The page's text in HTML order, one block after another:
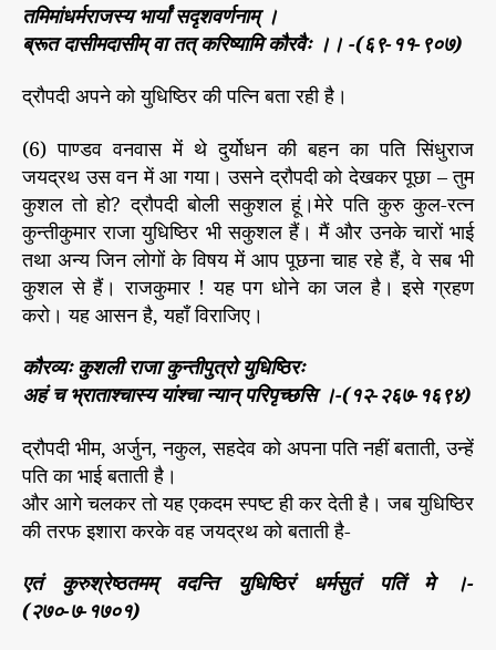
तमिमांधर्मराजस्य भार्यां सदृशवर्णनाम् ।
ब्रूत दासीमदासीम् वा तत् करिष्यामि कौरवैः ।। -(६९-११-९०७)
द्रौपदी अपने को युधिष्ठिर की पत्नि बता रही है।
(6) पाण्डव वनवास में थे दुर्योधन की बहन का पति सिंधुराज
जयद्रथ उस वन में आ गया। उसने द्रौपदी को देखकर पूछा – तुम
कुशल तो हो? द्रौपदी बोली सकुशल हूं।मेरे पति कुरु कुल-रत्न
कुन्तीकुमार राजा युधिष्ठिर भी सकुशल हैं। मैं और उनके चारों भाई
तथा अन्य जिन लोगों के विषय में आप पूछना चाह रहे हैं, वे सब भी
कुशल से हैं। राजकुमार ! यह पग धोने का जल है। इसे ग्रहण
करो। यह आसन है, यहाँ विराजिए।
कौरव्यः कुशली राजा कुन्तीपुत्रो युधिष्ठिरः
अहं च भ्राताश्चास्य यांश्चा न्यान् परिपृच्छसि ।-(१२-२६७-१६९४)
द्रौपदी भीम, अर्जुन, नकुल, सहदेव को अपना पति नहीं बताती, उन्हें
पति का भाई बताती है।
और आगे चलकर तो यह एकदम स्पष्ट ही कर देती है। जब युधिष्ठिर
की तरफ इशारा करके वह जयद्रथ को बताती है-
एतं कुरुश्रेष्ठतमम् वदन्ति युधिष्ठिरं धर्मसुतं पतिं मे ।-
(२७०-७-१७०१)